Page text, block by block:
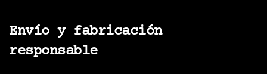
Envío y fabricación
responsable